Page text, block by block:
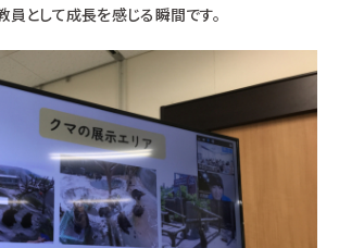
員として成長を感じる瞬間です。